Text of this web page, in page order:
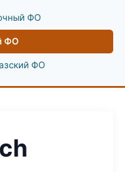
ФО
ФО
ФО